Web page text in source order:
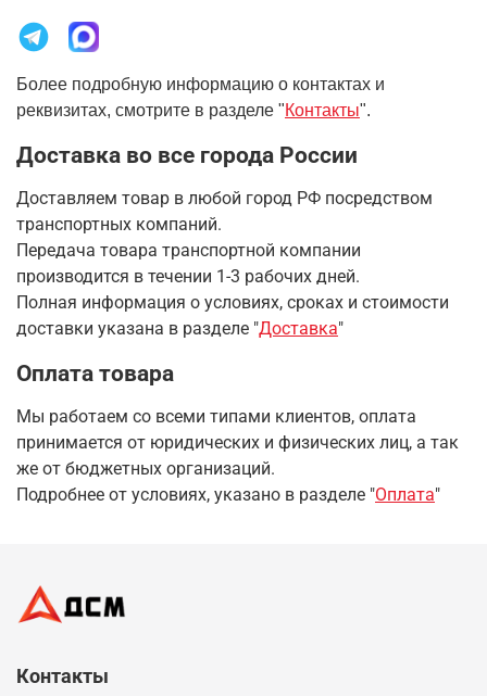
Более подробную информацию о контактах и
реквизитах, смотрите в разделе "Контакты".
Доставка во все города России
Доставляем товар в любой город РФ посредством
транспортных компаний.
Передача товара транспортной компании
производится в течении 1-3 рабочих дней.
Полная информация о условиях, сроках и стоимости
доставки указана в разделе "Доставка"
Оплата товара
Мы работаем со всеми типами клиентов, оплата
принимается от юридических и физических лиц, а так
же от бюджетных организаций.
Подробнее от условиях, указано в разделе "Оплата"
Контакты